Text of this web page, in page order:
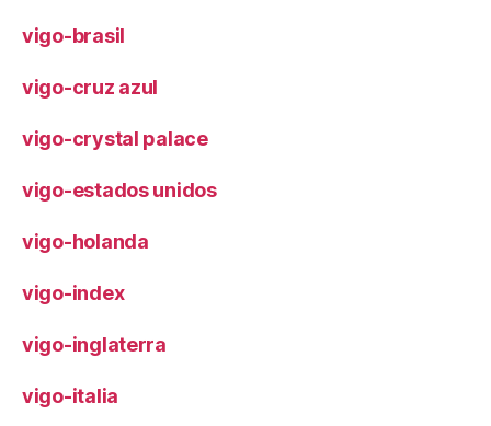
vigo-brasil
vigo-cruz azul
vigo-crystal palace
vigo-estados unidos
vigo-holanda
vigo-index
vigo-inglaterra
vigo-italia